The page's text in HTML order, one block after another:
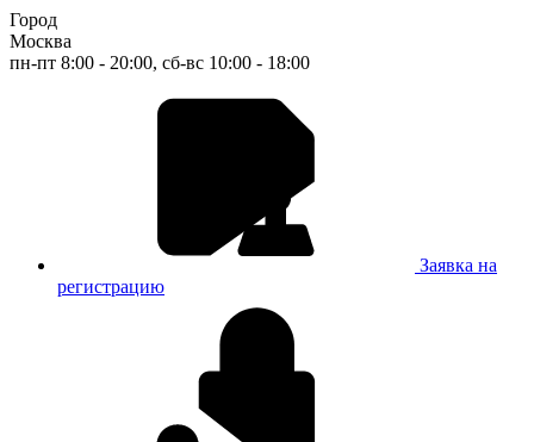
Город
Москва
пн-пт 8:00 - 20:00, сб-вс 10:00 - 18:00
Заявка на
регистрацию